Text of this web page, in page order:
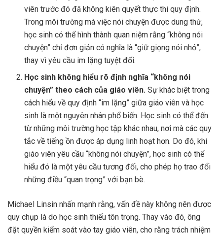
viên trước đó đã không kiên quyết thực thi quy định.
Trong môi trường mà việc nói chuyện được dung thứ,
học sinh có thể hình thành quan niệm rằng “không nói
chuyện” chỉ đơn giản có nghĩa là “giữ giọng nói nhỏ”,
thay vì yêu cầu im lặng tuyệt đối.
Học sinh không hiểu rõ định nghĩa “không nói
chuyện” theo cách của giáo viên. Sự khác biệt trong
cách hiểu về quy định “im lặng” giữa giáo viên và học
sinh là một nguyên nhân phổ biến. Học sinh có thể đến
từ những môi trường học tập khác nhau, nơi mà các quy
tắc về tiếng ồn được áp dụng linh hoạt hơn. Do đó, khi
giáo viên yêu cầu “không nói chuyện”, học sinh có thể
hiểu đó là một yêu cầu tương đối, cho phép họ trao đổi
những điều “quan trọng” với bạn bè.
Michael Linsin nhấn mạnh rằng, vấn đề này không nên được
quy chụp là do học sinh thiếu tôn trọng. Thay vào đó, ông
đặt quyền kiểm soát vào tay giáo viên, cho rằng trách nhiệm